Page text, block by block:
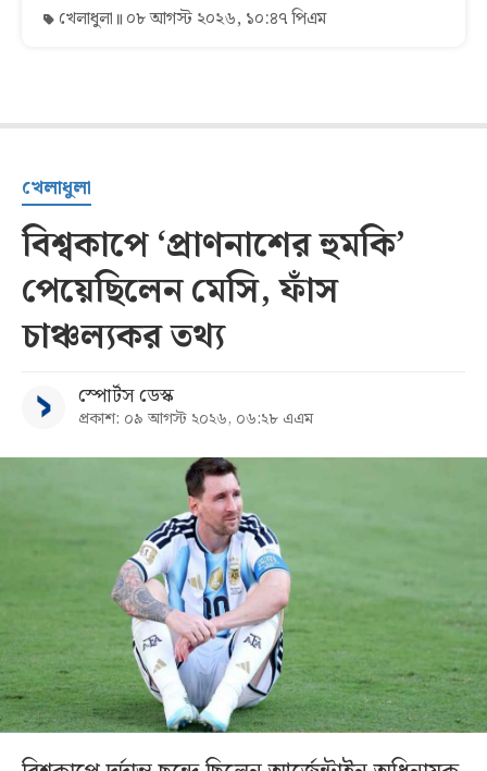
খেলাধুলা ০৮ আগস্ট ২০২৬, ১০:৪৭ পিএম
খেলাধুলা
বিশ্বকাপে ‘প্রাণনাশের হুমকি’
পেয়েছিলেন মেসি, ফাঁস
চাঞ্চল্যকর তথ্য
স্পোর্টস ডেস্ক
প্রকাশ: ০৯ আগস্ট ২০২৬, ০৬:২৮ এএম